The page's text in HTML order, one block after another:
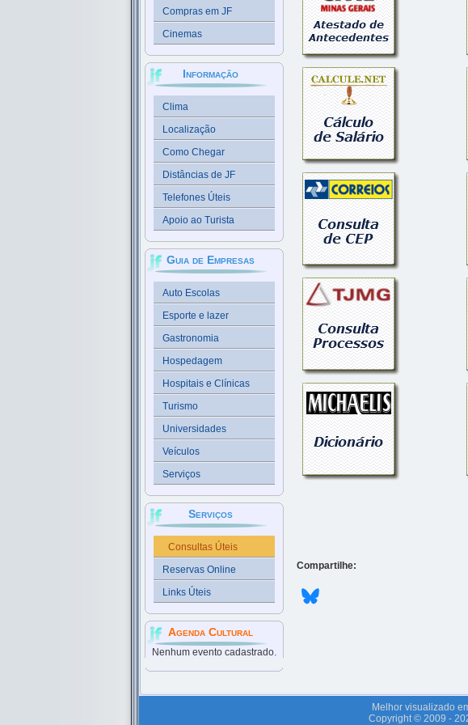
Compras em JF
Cinemas
Informação
Clima
Localização
Como Chegar
Distâncias de JF
Telefones Úteis
Apoio ao Turista
Guia de Empresas
Auto Escolas
Esporte e lazer
Gastronomia
Hospedagem
Hospitais e Clínicas
Turismo
Universidades
Veículos
Serviços
Serviços
Consultas Úteis
Reservas Online
Links Úteis
Agenda Cultural
Nenhum evento cadastrado.
Compartilhe:
Melhor visualizado
Copyright © 2009 -